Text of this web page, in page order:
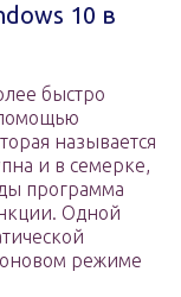
10 в
быстро
называется
и в семерке,
программа
Одной
режиме